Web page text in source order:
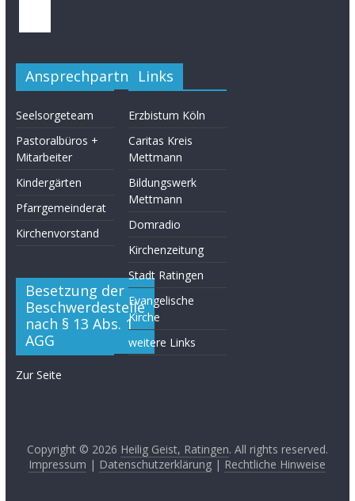
Ansprechpartner
Seelsorgeteam
Pastoralbüros +
Mitarbeiter
Kindergärten
Pfarrgemeinderat
Kirchenvorstand
Besetzung der
Beschwerdestelle
nach § 13 Abs. 1
AGG
Zur Seite
Links
Erzbistum Köln
Caritas Kreis
Mettmann
Bildungswerk
Mettmann
Domradio
Kirchenzeitung
Stadt Ratingen
Evangelische
Kirche
weitere Links
Copyright © 2026 Heilig Geist, Ratingen. All rights reserved.
Impressum | Datenschutzerklärung | Rechtliche Hinweise